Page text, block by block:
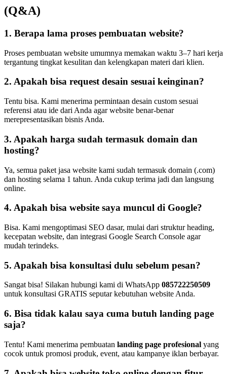
(Q&A)
1. Berapa lama proses pembuatan website?
Proses pembuatan website umumnya memakan waktu 3–7 hari kerja
tergantung tingkat kesulitan dan kelengkapan materi dari klien.
2. Apakah bisa request desain sesuai keinginan?
Tentu bisa. Kami menerima permintaan desain custom sesuai
referensi atau ide dari Anda agar website benar-benar
merepresentasikan bisnis Anda.
3. Apakah harga sudah termasuk domain dan
hosting?
Ya, semua paket jasa website kami sudah termasuk domain (.com)
dan hosting selama 1 tahun. Anda cukup terima jadi dan langsung
online.
4. Apakah bisa website saya muncul di Google?
Bisa. Kami mengoptimasi SEO dasar, mulai dari struktur heading,
kecepatan website, dan integrasi Google Search Console agar
mudah terindeks.
5. Apakah bisa konsultasi dulu sebelum pesan?
Sangat bisa! Silakan hubungi kami di WhatsApp 085722250509
untuk konsultasi GRATIS seputar kebutuhan website Anda.
6. Bisa tidak kalau saya cuma butuh landing page
saja?
Tentu! Kami menerima pembuatan landing page profesional yang
cocok untuk promosi produk, event, atau kampanye iklan berbayar.